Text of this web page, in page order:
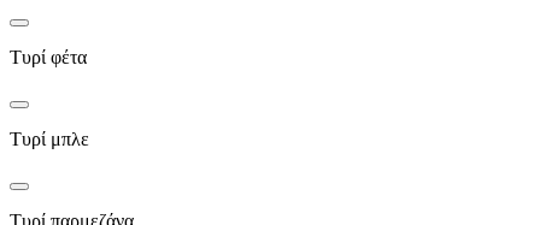
Τυρί φέτα
Τυρί μπλε
Τυρί παρμεζάνα